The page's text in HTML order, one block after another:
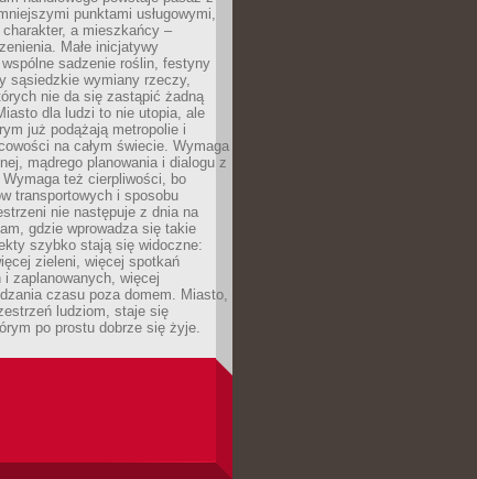
punktami usługowymi,
a mieszkańcy –
Małe inicjatywy
sadzenie roślin, festyny
sąsiedzkie wymiany rzeczy,
nie da się zastąpić żadną
dla ludzi to nie utopia, ale
już podążają metropolie i
na całym świecie. Wymaga
mądrego planowania i dialogu z
też cierpliwości, bo
transportowych i sposobu
nie następuje z dnia na
gdzie wprowadza się takie
szybko stają się widoczne:
zieleni, więcej spotkań
i zaplanowanych, więcej
czasu poza domem. Miasto,
ludziom, staje się
po prostu dobrze się żyje.